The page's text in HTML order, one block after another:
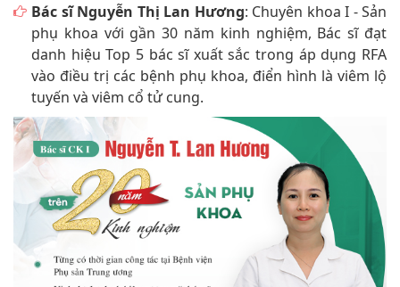
Bác sĩ Nguyễn Thị Lan Hương: Chuyên khoa I - Sản
phụ khoa với gần 30 năm kinh nghiệm, Bác sĩ đạt
danh hiệu Top 5 bác sĩ xuất sắc trong áp dụng RFA
vào điều trị các bệnh phụ khoa, điển hình là viêm lộ
tuyến và viêm cổ tử cung.